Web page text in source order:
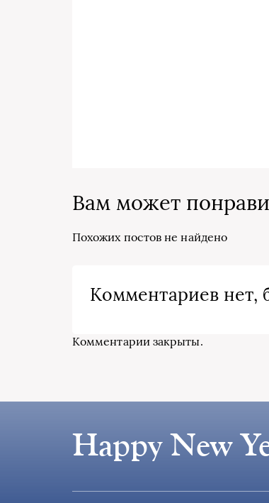
Вам может
Похожих постов не найдено
Комментариев нет,
Комментарии закрыты.
Happy New